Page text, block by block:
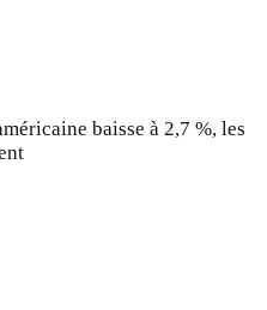
baisse à 2,7 %, les